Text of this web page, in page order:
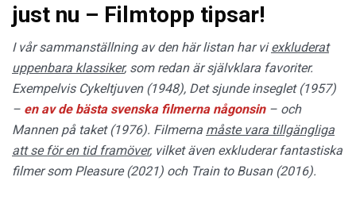
just nu – Filmtopp tipsar!
I vår sammanställning av den här listan har viexkluderat
uppenbara klassiker, som redan är självklara favoriter.
Exempelvis Cykeltjuven (1948), Det sjunde inseglet (1957)
– en av de bästa svenska filmerna någonsin– och
Mannen på taket (1976). Filmerna måste vara tillgängliga
att se för en tid framöver, vilket även exkluderar fantastiska
filmer som Pleasure (2021) och Train to Busan (2016).